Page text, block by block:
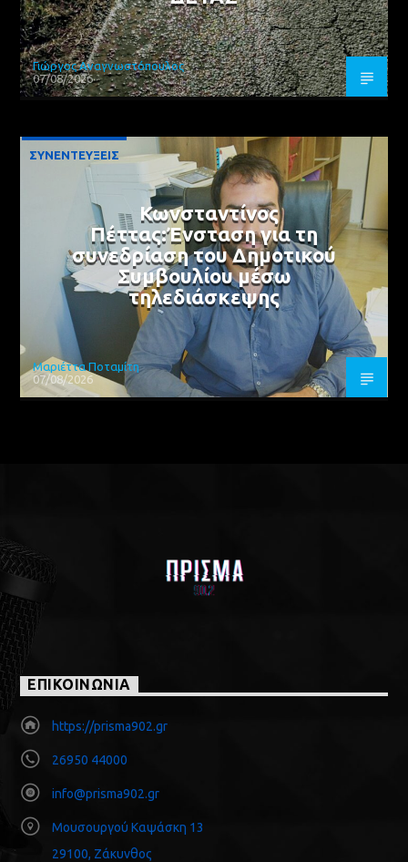
Γιώργος Αναγνωστόπουλος
07/08/2026
ΣΥΝΕΝΤΕΥΞΕΙΣ
Κωνσταντίνος
Πέττας:Ένσταση για τη
συνεδρίαση του Δημοτικού
Συμβουλίου μέσω
τηλεδιάσκεψης
Μαριέττα Ποταμίτη
07/08/2026
ΕΠΙΚΟΙΝΩΝΙΑ
https://prisma902.gr
26950 44000
info@prisma902.gr
Μουσουργού Καψάσκη 13
29100, Ζάκυνθος